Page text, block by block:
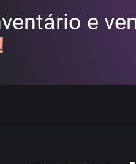
e